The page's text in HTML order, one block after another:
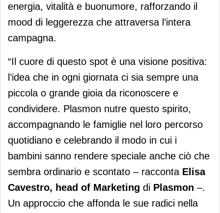
energia, vitalità e buonumore, rafforzando il
mood di leggerezza che attraversa l’intera
campagna.
“Il cuore di questo spot è una visione positiva:
l’idea che in ogni giornata ci sia sempre una
piccola o grande gioia da riconoscere e
condividere. Plasmon nutre questo spirito,
accompagnando le famiglie nel loro percorso
quotidiano e celebrando il modo in cui i
bambini sanno rendere speciale anche ciò che
sembra ordinario e scontato – racconta Elisa
Cavestro, head of Marketing di Plasmon –.
Un approccio che affonda le sue radici nella